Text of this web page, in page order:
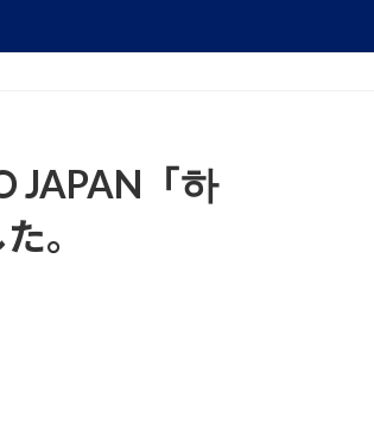
JAPAN「하
。